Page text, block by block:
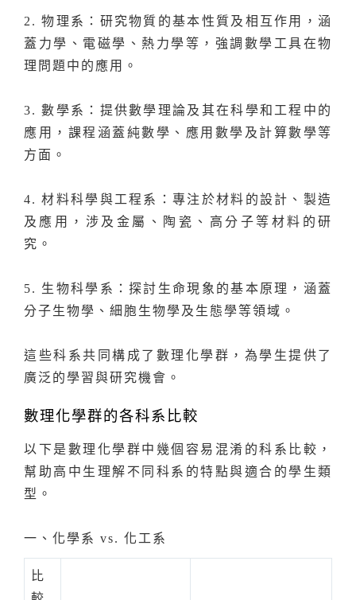
2. 物理系：研究物質的基本性質及相互作用，涵
蓋力學、電磁學、熱力學等，強調數學工具在物
理問題中的應用。
3. 數學系：提供數學理論及其在科學和工程中的
應用，課程涵蓋純數學、應用數學及計算數學等
方面。
4. 材料科學與工程系：專注於材料的設計、製造
及應用，涉及金屬、陶瓷、高分子等材料的研
究。
5. 生物科學系：探討生命現象的基本原理，涵蓋
分子生物學、細胞生物學及生態學等領域。
這些科系共同構成了數理化學群，為學生提供了
廣泛的學習與研究機會。
數理化學群的各科系比較
以下是數理化學群中幾個容易混淆的科系比較，
幫助高中生理解不同科系的特點與適合的學生類
型。
一、化學系 vs. 化工系
比